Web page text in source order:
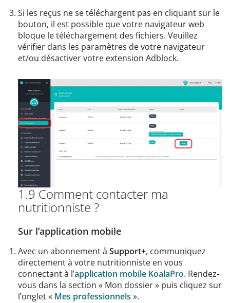
Si les reçus ne se téléchargent pas en cliquant sur le
bouton, il est possible que votre navigateur web
bloque le téléchargement des fichiers. Veuillez
vérifier dans les paramètres de votre navigateur
et/ou désactiver votre extension Adblock.
1.9 Comment contacter ma
nutritionniste ?
Sur l’application mobile
Avec un abonnement à Support+, communiquez
directement à votre nutritionniste en vous
connectant à l’application mobile KoalaPro. Rendez-
vous dans la section « Mon dossier » puis cliquez sur
l’onglet « Mes professionnels ».